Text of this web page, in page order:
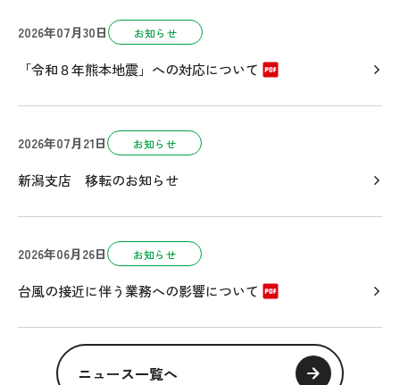
2026年07月30日 お知らせ
「令和８年熊本地震」への対応について
2026年07月21日 お知らせ
新潟支店 移転のお知らせ
2026年06月26日 お知らせ
台風の接近に伴う業務への影響について
ニュース一覧へ